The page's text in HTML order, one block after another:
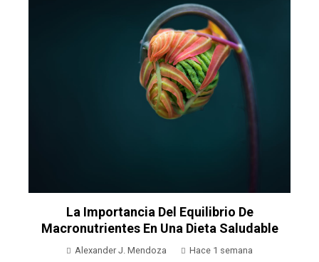
La Importancia Del Equilibrio De
Macronutrientes En Una Dieta Saludable
Alexander J. Mendoza Hace 1 semana